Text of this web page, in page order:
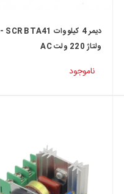
دیمر 4 کیلووات SCR BTA41 -
ولتاژ 220 ولت AC
ناموجود